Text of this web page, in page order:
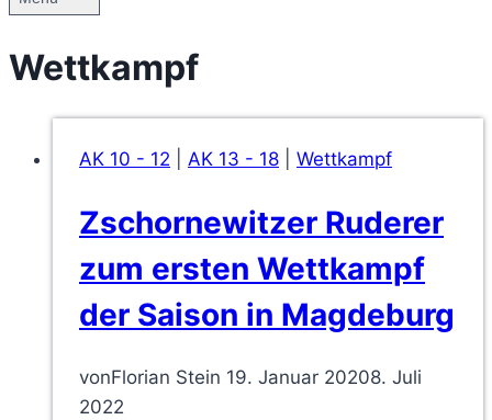
Wettkampf
AK 10 - 12 AK 13 - 18 Wettkampf
Zschornewitzer Ruderer
zum ersten Wettkampf
der Saison in Magdeburg
vonFlorian Stein 19. Januar 20208. Juli
2022